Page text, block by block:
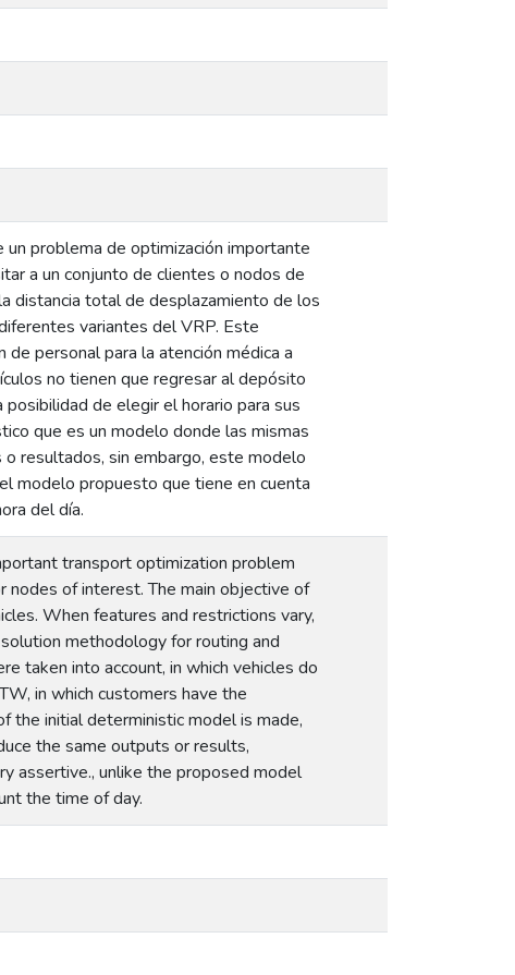
problema de optimización importante
a un conjunto de clientes o nodos de
distancia total de desplazamiento de los
variantes del VRP. Este
personal para la atención médica a
no tienen que regresar al depósito
de elegir el horario para sus
que es un modelo donde las mismas
o resultados, sin embargo, este modelo
modelo propuesto que tiene en cuenta
del día.
transport optimization problem
of interest. The main objective of
When features and restrictions vary,
methodology for routing and
taken into account, in which vehicles do
in which customers have the
the initial deterministic model is made,
the same outputs or results,
assertive., unlike the proposed model
the time of day.